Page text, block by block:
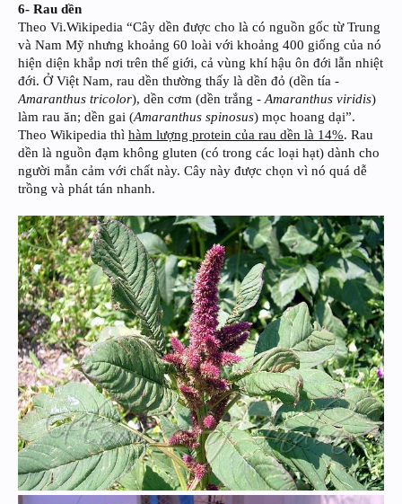
6- Rau dền
Theo Vi.Wikipedia “Cây dền được cho là có nguồn gốc từ Trung
và Nam Mỹ nhưng khoảng 60 loài với khoảng 400 giống của nó
hiện diện khắp nơi trên thế giới, cả vùng khí hậu ôn đới lẫn nhiệt
đới. Ở Việt Nam, rau dền thường thấy là dền đỏ (dền tía -
Amaranthus tricolor), dền cơm (dền trắng -Amaranthus viridis)
làm rau ăn; dền gai (Amaranthus spinosus) mọc hoang dại”.
Theo Wikipedia thì hàm lượng protein của rau dền là 14%. Rau
dền là nguồn đạm không gluten (có trong các loại hạt) dành cho
người mẫn cảm với chất này. Cây này được chọn vì nó quá dễ
trồng và phát tán nhanh.